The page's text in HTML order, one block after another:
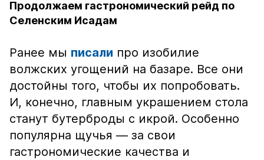
Продолжаем гастрономический рейд по
Селенским Исадам
Ранее мы писали про изобилие
волжских угощений на базаре. Все они
достойны того, чтобы их попробовать.
И, конечно, главным украшением стола
станут бутерброды с икрой. Особенно
популярна щучья — за свои
гастрономические качества и